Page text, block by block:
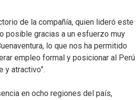
de la compañía, quien lideró este
posible gracias a un esfuerzo muy
lo que nos ha permitido
empleo formal y posicionar al Perú
y atractivo”.
en ocho regiones del país,